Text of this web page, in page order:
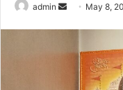
admin May 8,